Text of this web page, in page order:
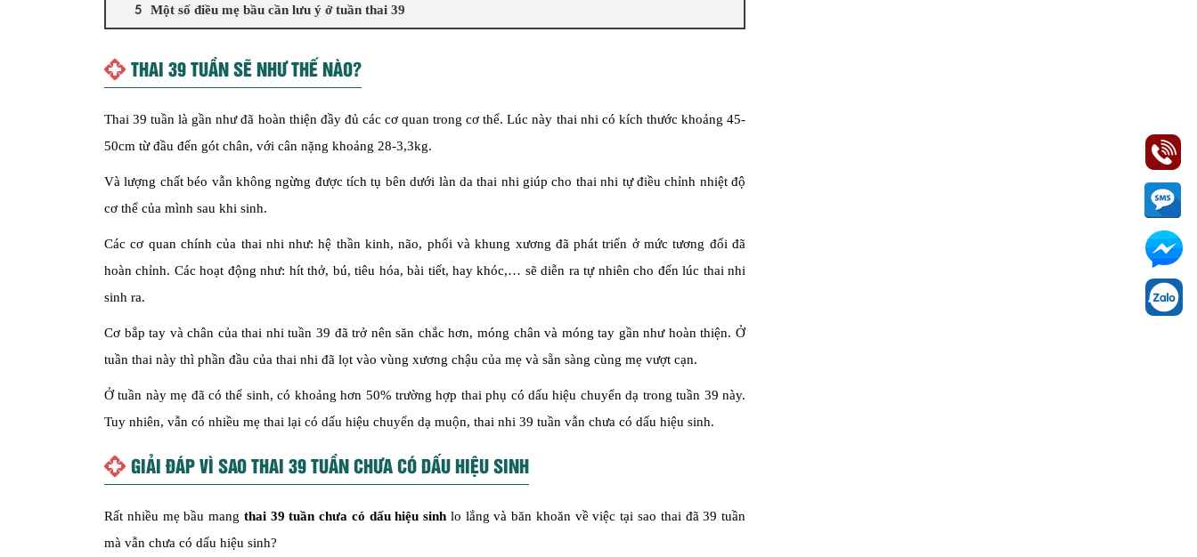
Một số điều mẹ bầu cần lưu ý ở tuần thai 39
THAI 39 TUẦN SẼ NHƯ THẾ NÀO?
Thai 39 tuần là gần như đã hoàn thiện đầy đủ các cơ quan trong cơ thể. Lúc này thai nhi có kích thước khoảng 45-
50cm từ đầu đến gót chân, với cân nặng khoảng 28-3,3kg.
Và lượng chất béo vẫn không ngừng được tích tụ bên dưới làn da thai nhi giúp cho thai nhi tự điều chỉnh nhiệt độ
cơ thể của mình sau khi sinh.
Các cơ quan chính của thai nhi như: hệ thần kinh, não, phổi và khung xương đã phát triển ở mức tương đối đã
hoàn chỉnh. Các hoạt động như: hít thở, bú, tiêu hóa, bài tiết, hay khóc,… sẽ diễn ra tự nhiên cho đến lúc thai nhi
sinh ra.
Cơ bắp tay và chân của thai nhi tuần 39 đã trở nên săn chắc hơn, móng chân và móng tay gần như hoàn thiện. Ở
tuần thai này thì phần đầu của thai nhi đã lọt vào vùng xương chậu của mẹ và sẵn sàng cùng mẹ vượt cạn.
Ở tuần này mẹ đã có thể sinh, có khoảng hơn 50% trường hợp thai phụ có dấu hiệu chuyển dạ trong tuần 39 này.
Tuy nhiên, vẫn có nhiều mẹ thai lại có dấu hiệu chuyển dạ muộn, thai nhi 39 tuần vẫn chưa có dấu hiệu sinh.
GIẢI ĐÁP VÌ SAO THAI 39 TUẦN CHƯA CÓ DẤU HIỆU SINH
Rất nhiều mẹ bầu mang thai 39 tuần chưa có dấu hiệu sinh lo lắng và băn khoăn về việc tại sao thai đã 39 tuần
mà vẫn chưa có dấu hiệu sinh?